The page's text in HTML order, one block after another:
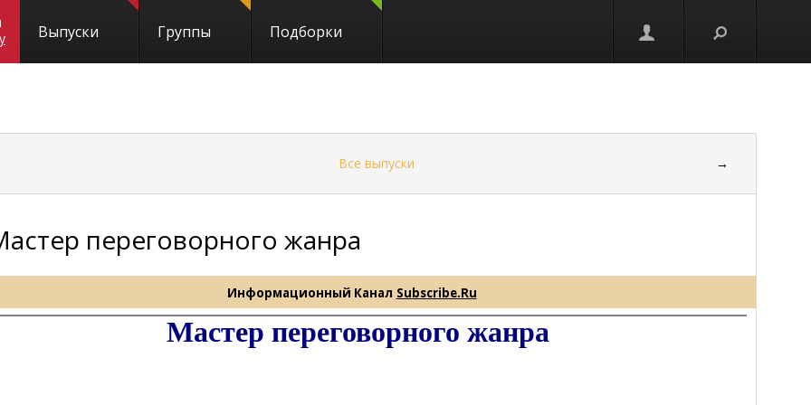
Выпуски Группы Подборки
Все выпуски →
переговорного жанра
Информационный Канал Subscribe.Ru
Мастер переговорного жанра